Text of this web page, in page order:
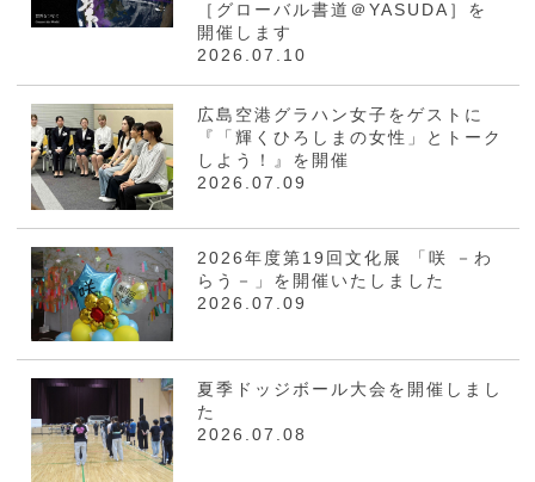
［グローバル書道＠YASUDA］を
開催します
2026.07.10
広島空港グラハン女子をゲストに
『「輝くひろしまの女性」とトーク
しよう！』を開催
2026.07.09
2026年度第19回文化展 「咲 －わ
らう－」を開催いたしました
2026.07.09
夏季ドッジボール大会を開催しまし
た
2026.07.08